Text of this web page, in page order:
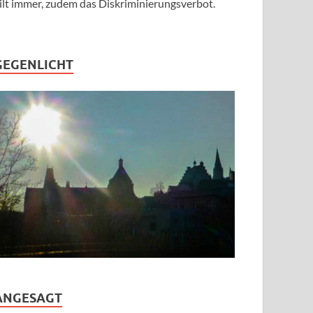
immer, zudem das Diskriminierungsverbot.